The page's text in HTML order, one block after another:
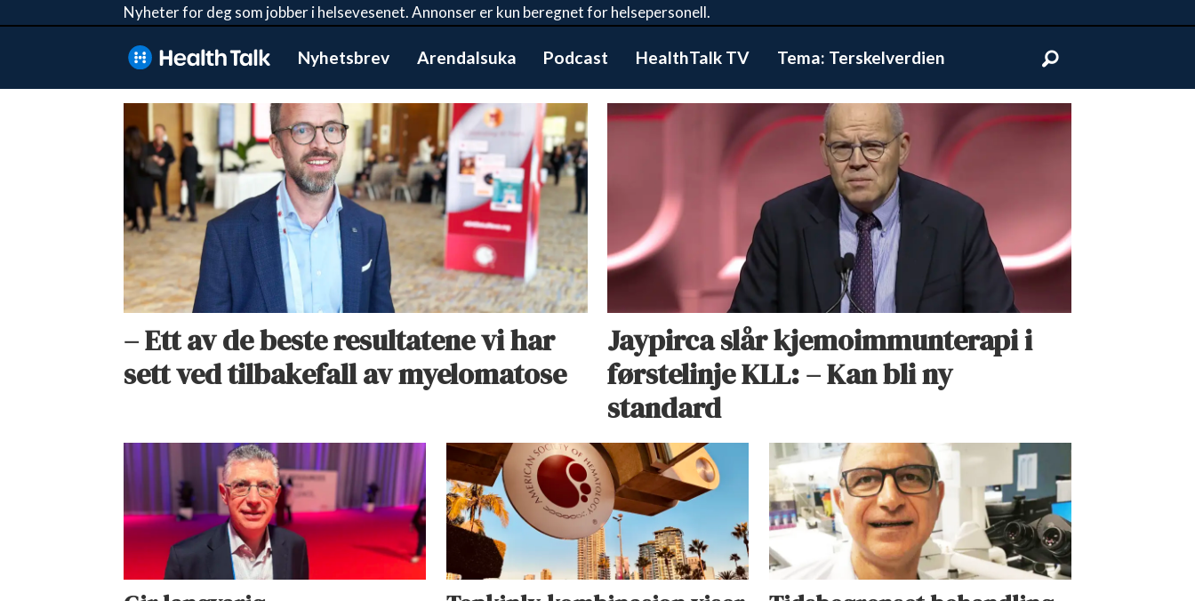
Nyheter for deg som jobber i helsevesenet. Annonser er kun beregnet for helsepersonell.
Nyhetsbrev Arendalsuka Podcast HealthTalk TV Tema: Terskelverdien
– Ett av de beste resultatene vi har
sett ved tilbakefall av myelomatose
Jaypirca slår kjemoimmunterapi i
førstelinje KLL: – Kan bli ny
standard